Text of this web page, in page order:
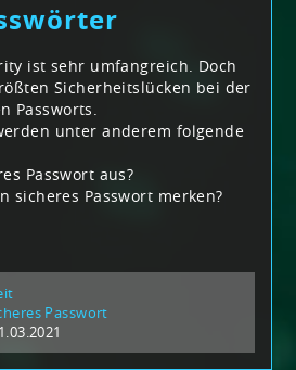
ist sehr umfangreich. Doch
Sicherheitslücken bei der
Passworts.
unter anderem folgende
Passwort aus?
sicheres Passwort merken?
Passwort